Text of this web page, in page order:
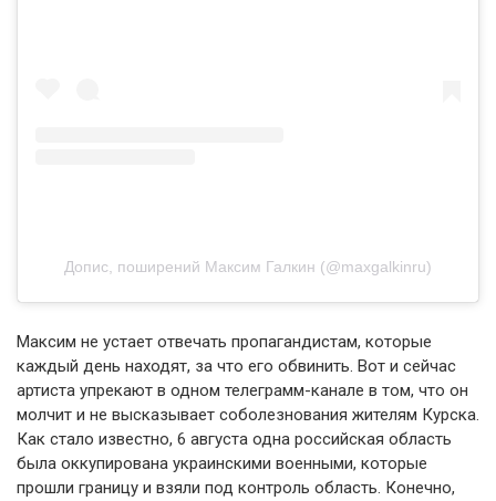
Допис, поширений Максим Галкин (@maxgalkinru)
Максим не устает отвечать пропагандистам, которые
каждый день находят, за что его обвинить. Вот и сейчас
артиста упрекают в одном телеграмм-канале в том, что он
молчит и не высказывает соболезнования жителям Курска.
Как стало известно, 6 августа одна российская область
была оккупирована украинскими военными, которые
прошли границу и взяли под контроль область. Конечно,